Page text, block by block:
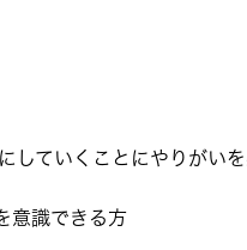
していくことにやりがい
意識できる方